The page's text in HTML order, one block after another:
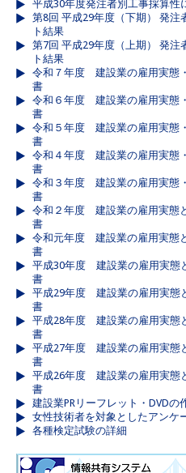
平成30年度発注者別工事採算性
第8回 平成29年度（下期） 発
ト結果
第7回 平成29年度（上期） 発
ト結果
令和７年度 建設業の雇用実態
書
令和６年度 建設業の雇用実態
書
令和５年度 建設業の雇用実態
書
令和４年度 建設業の雇用実態
書
令和３年度 建設業の雇用実態
書
令和２年度 建設業の雇用実態
書
令和元年度 建設業の雇用実態
書
平成30年度 建設業の雇用実態
書
平成29年度 建設業の雇用実態
書
平成28年度 建設業の雇用実態
書
平成27年度 建設業の雇用実態
書
平成26年度 建設業の雇用実態
書
建設業PRリーフレット・DVDの
女性技術者を対象としたアンケ
各種検定試験の詳細